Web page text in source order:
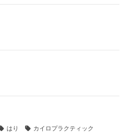
はり
カイロプラクティック